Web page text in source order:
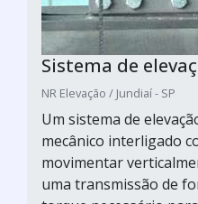
Sistema de
NR Elevação / Jundiaí - SP
Um sistema de
mecânico interligado
movimentar
uma transmissão de